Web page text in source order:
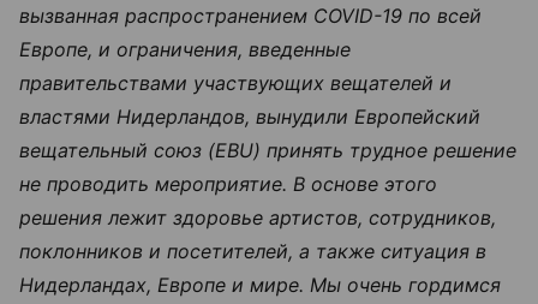
вызванная распространением COVID-19 по всей
Европе, и ограничения, введенные
правительствами участвующих вещателей и
властями Нидерландов, вынудили Европейский
вещательный союз (EBU) принять трудное решение
не проводить мероприятие. В основе этого
решения лежит здоровье артистов, сотрудников,
поклонников и посетителей, а также ситуация в
Нидерландах, Европе и мире. Мы очень гордимся